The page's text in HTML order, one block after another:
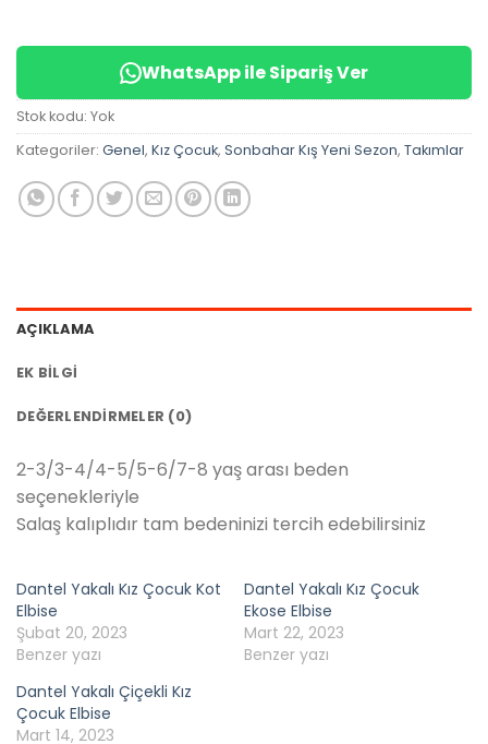
WhatsApp ile Sipariş Ver
Stok kodu: Yok
Kategoriler: Genel, Kız Çocuk, Sonbahar Kış Yeni Sezon, Takımlar
AÇIKLAMA
EK BILGI
DEĞERLENDIRMELER (0)
2-3/3-4/4-5/5-6/7-8 yaş arası beden
seçenekleriyle
Salaş kalıplıdır tam bedeninizi tercih edebilirsiniz
Dantel Yakalı Kız Çocuk Kot
Elbise
Şubat 20, 2023
Benzer yazı
Dantel Yakalı Kız Çocuk
Ekose Elbise
Mart 22, 2023
Benzer yazı
Dantel Yakalı Çiçekli Kız
Çocuk Elbise
Mart 14, 2023